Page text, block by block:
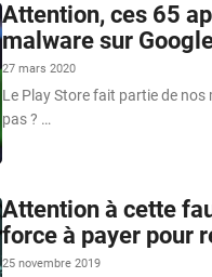
Attention, ces 65
malware sur
27 mars 2020
Le Play Store fait partie de nos
pas ? …
Attention à cette
force à payer pour
25 novembre 2019